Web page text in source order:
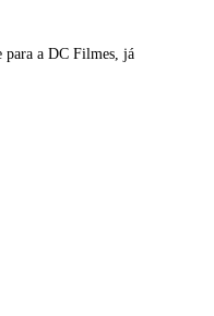
para a DC Filmes, já